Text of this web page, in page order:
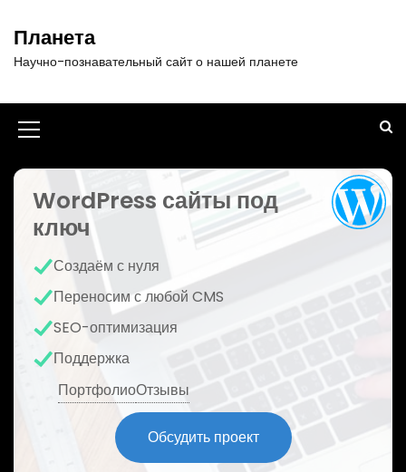
т
Планета
Научно-познавательный сайт о нашей планете
И
к
о
н
к
а
м
WordPress сайты под
ключ
Создаём с нуля
Переносим с любой CMS
SEO-оптимизация
Поддержка
ПортфолиоОтзывы
Обсудить проект